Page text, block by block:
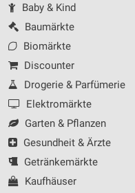
Baby & Kind
Baumärkte
Biomärkte
Discounter
Drogerie & Parfümerie
Elektromärkte
Garten & Pflanzen
Gesundheit & Ärzte
Getränkemärkte
Kaufhäuser